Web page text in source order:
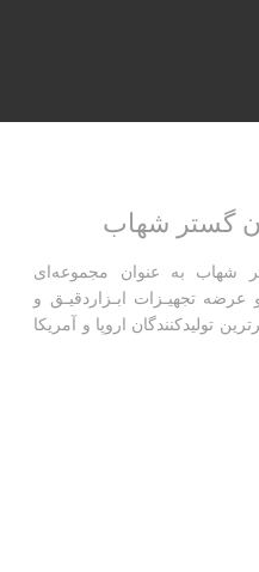
گستر شهاب
شهاب به عنوان مجموعه‌ای
عرضه تجهیـزات ابـزاردقیـق و
تولیدکنندگان اروپا و آمریکا